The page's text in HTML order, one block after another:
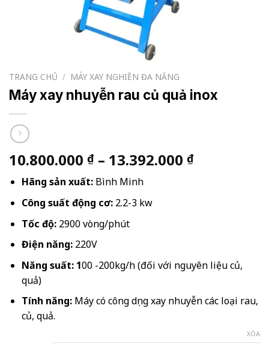
TRANG CHỦ / MÁY XAY NGHIỀN ĐA NĂNG
Máy xay nhuyễn rau củ quả inox
10.800.000 ₫ – 13.392.000 ₫Khoảng
Hãng sản xuất:Bình Minh
Công suất động cơ:2.2-3 kw
Tốc độ:2900 vòng/phút
Điện năng:220V
Năng suất: 100 -200kg/h (đối với nguyên liệu củ,
quả)
Tính năng:Máy có công dụng xay nhuyễn các loại rau,
củ, quả.
XÓA